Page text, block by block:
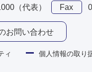
（代表） Fax
お問い合わせ
ィ 個人情報の取り